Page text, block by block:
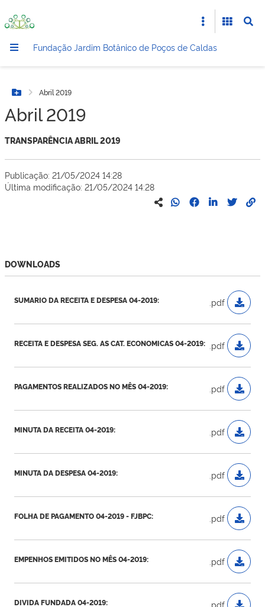
Fundação Jardim Botânico de Poços de Caldas
Botão Menu
Abril 2019
Abril 2019
TRANSPARÊNCIA ABRIL 2019
Publicação: 21/05/2024 14:28
Última modificação: 21/05/2024 14:28
DOWNLOADS
SUMARIO DA RECEITA E DESPESA 04-2019: .pdf
RECEITA E DESPESA SEG. AS CAT. ECONOMICAS 04-2019: .pdf
PAGAMENTOS REALIZADOS NO MÊS 04-2019: .pdf
MINUTA DA RECEITA 04-2019: .pdf
MINUTA DA DESPESA 04-2019: .pdf
FOLHA DE PAGAMENTO 04-2019 - FJBPC: .pdf
EMPENHOS EMITIDOS NO MÊS 04-2019: .pdf
DIVIDA FUNDADA 04-2019: .pdf